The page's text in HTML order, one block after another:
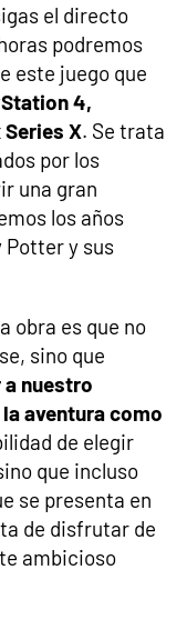
el directo
podremos
este juego que
4,
Series X. Se trata
por los
una gran
los años
Potter y sus
obra es que no
sino que
nuestro
aventura como
de elegir
que incluso
se presenta en
de disfrutar de
ambicioso